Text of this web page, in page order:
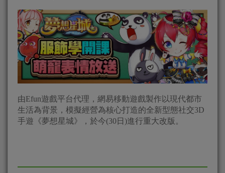
由Efun遊戲平台代理，網易移動遊戲製作以現代都市
生活為背景，模擬經營為核心打造的全新型態社交3D
手遊《夢想星城》，於今(30日)進行重大改版。